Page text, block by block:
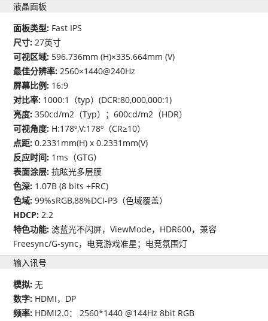
液晶面板
面板类型: Fast IPS
尺寸:27英寸
可视区域: 596.736mm (H)×335.664mm (V)
最佳分辨率:2560×1440@240Hz
屏幕比例: 16:9
对比率: 1000:1（typ）(DCR:80,000,000:1)
亮度:350cd/m2（Typ）；600cd/m2（HDR）
可视角度: H:178º,V:178º（CR≥10）
点距:0.2331mm(H) x 0.2331mm(V)
反应时间: 1ms（GTG）
表面涂层:抗眩光多层膜
色深: 1.07B (8 bits +FRC)
色域:99%sRGB,88%DCI-P3（色域覆盖）
HDCP:2.2
特色功能:滤蓝光不闪屏，ViewMode，HDR600，兼容
Freesync/G-sync，电竞游戏准星；电竞氛围灯
输入讯号
模拟:无
数字: HDMI，DP
频率: HDMI2.0： 2560*1440 @144Hz 8bit RGB